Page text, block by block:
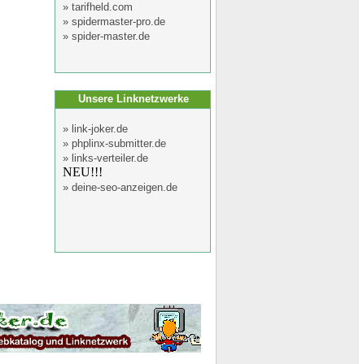
» tarifheld.com
» spidermaster-pro.de
» spider-master.de
Unsere Linknetzwerke
» link-joker.de
» phplinx-submitter.de
» links-verteiler.de
NEU!!!
» deine-seo-anzeigen.de